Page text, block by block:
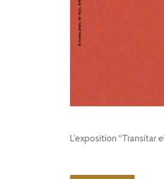
L’exposition “Transitar